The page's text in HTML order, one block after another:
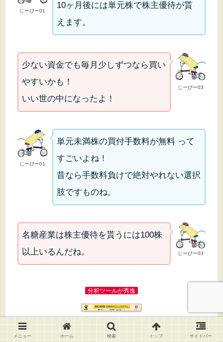
じーぴー01
10ヶ月後には単元株で株主優待が貰
えます。
じーぴー03
少ない資金でも毎月少しずつなら買い
やすいかも！
いい世の中になったよ！
じーぴー01
単元未満株の買付手数料が無料 って
すごいよね！
昔なら手数料負けで絶対やれない選択
肢ですものね。
じーぴー03
名糖産業は株主優待を貰うには100株
以上いるんだね。
分析ツールが秀逸
メニュー ホーム 検索 トップ サイドバー